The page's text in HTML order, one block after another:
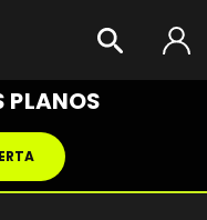
PLANOS